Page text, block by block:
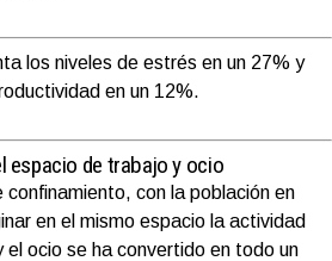
los niveles de estrés en un 27% y
en un 12%.
espacio de trabajo y ocio
confinamiento, con la población en
en el mismo espacio la actividad
el ocio se ha convertido en todo un